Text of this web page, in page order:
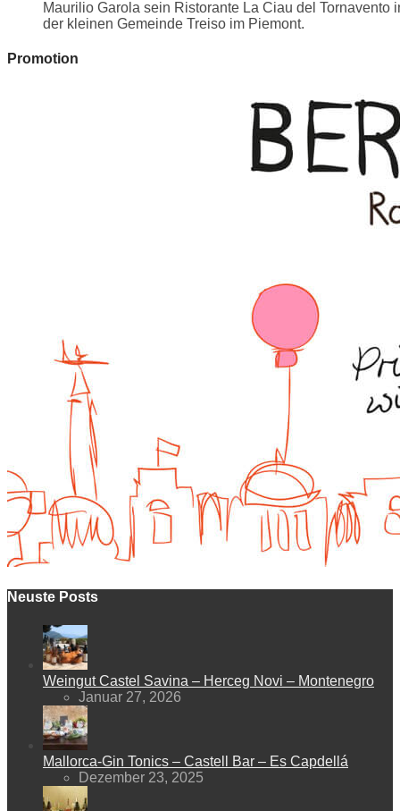
Maurilio Garola sein Ristorante La Ciau del Tornavento
der kleinen Gemeinde Treiso im Piemont.
Promotion
Neuste Posts
Weingut Castel Savina – Herceg Novi – Montenegro
Januar 27, 2026
Mallorca-Gin Tonics – Castell Bar – Es Capdellá
Dezember 23, 2025